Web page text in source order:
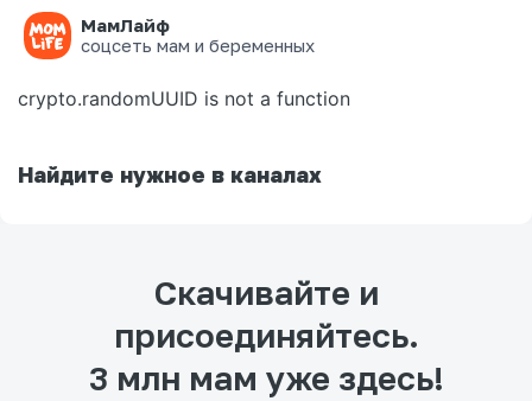
МамЛайф
соцсеть мам и беременных
Ошибка на странице
crypto.randomUUID is not a function
Найдите нужное в каналах
Скачивайте и
присоединяйтесь.
3 млн мам уже здесь!